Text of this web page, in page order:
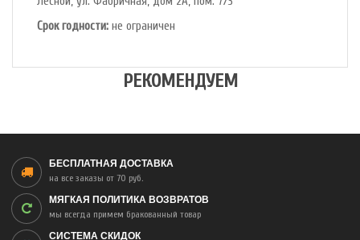
Срок годности: не ограничен
РЕКОМЕНДУЕМ
БЕСПЛАТНАЯ ДОСТАВКА
на все заказы от 70 руб.
МЯГКАЯ ПОЛИТИКА ВОЗВРАТОВ
мы всегда примем бракованный товар
СИСТЕМА СКИДОК